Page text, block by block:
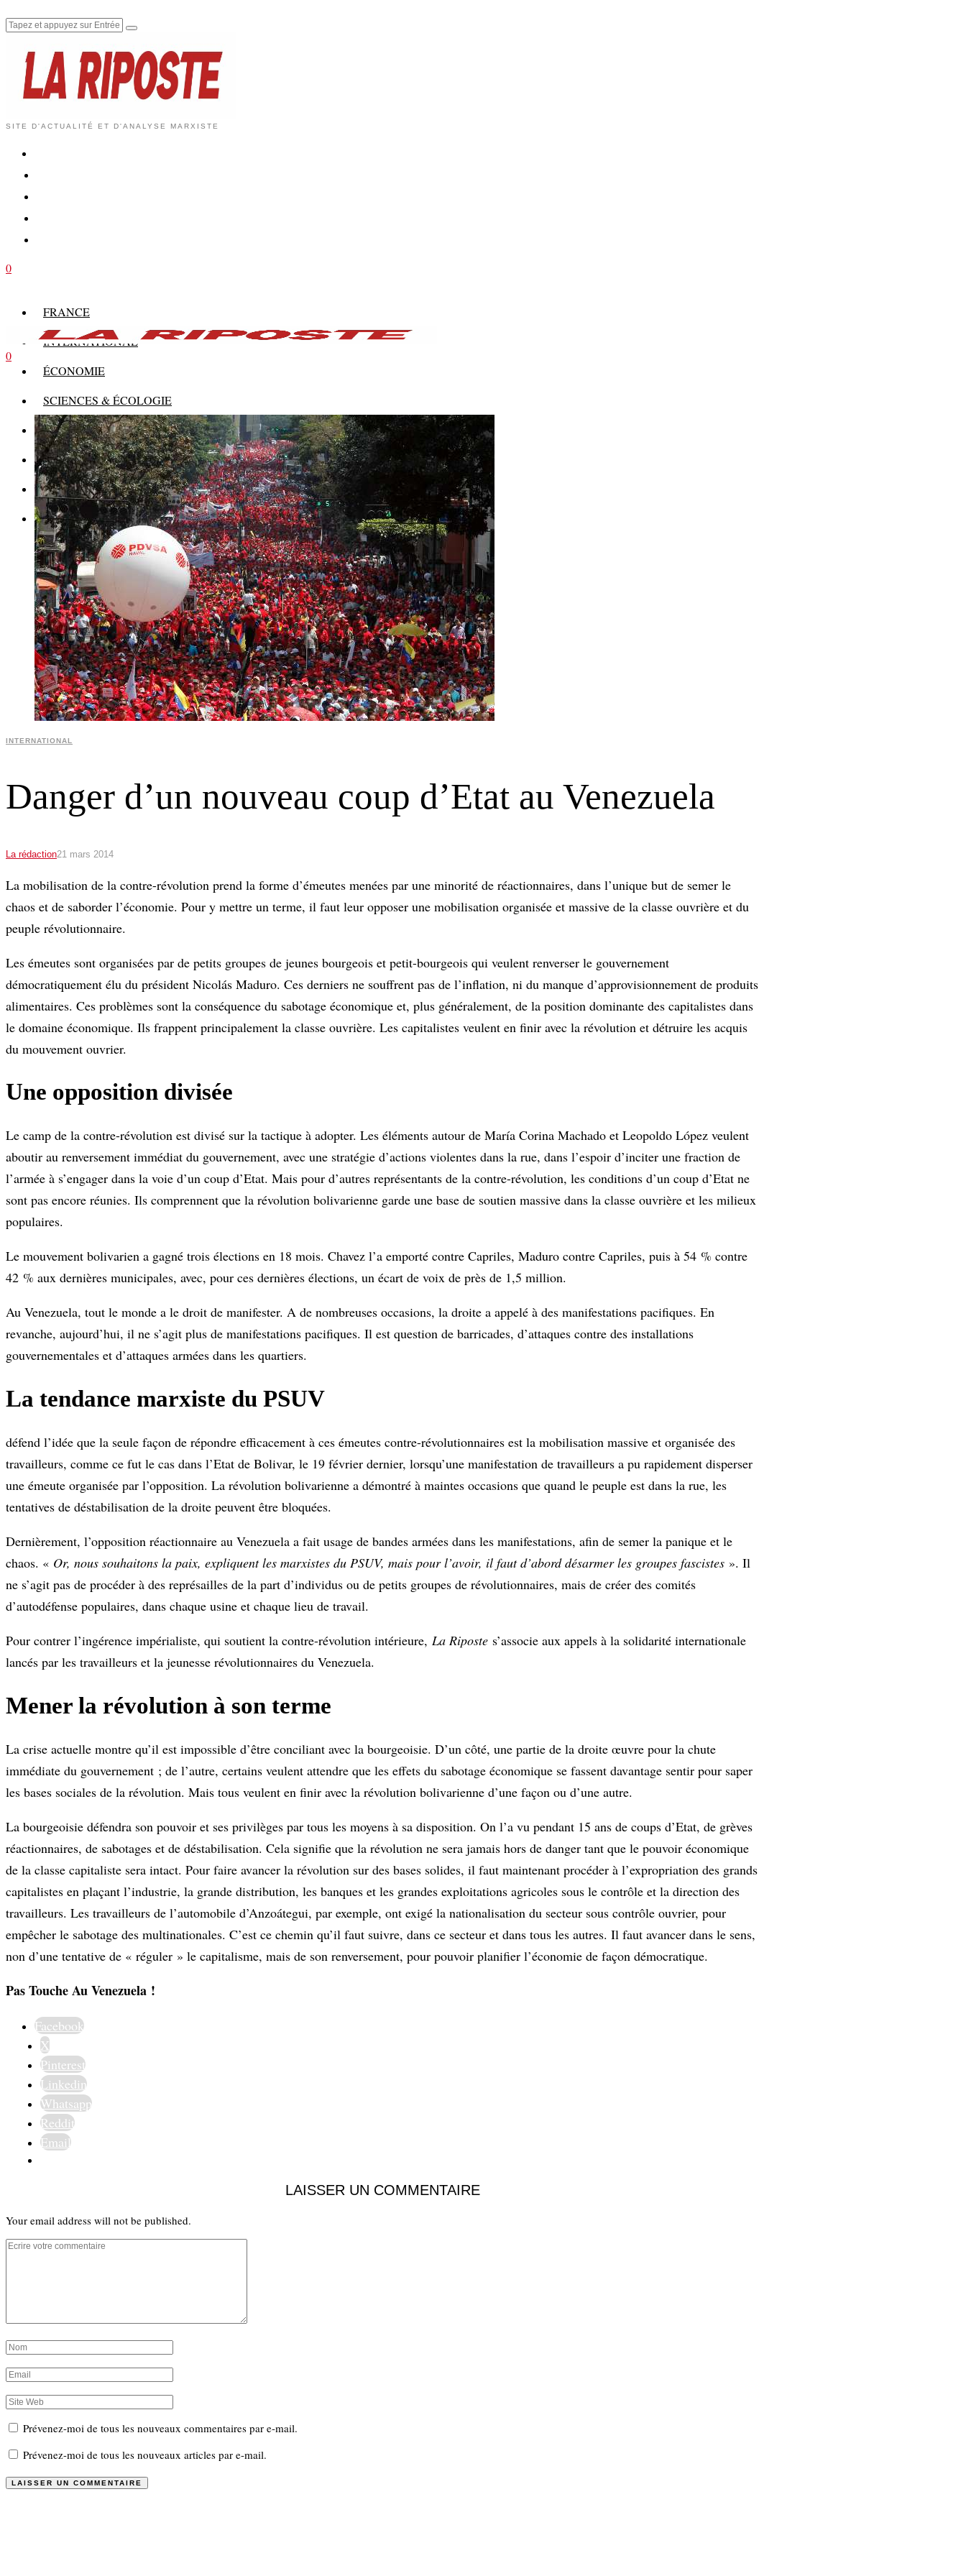
SITE D'ACTUALITÉ ET D'ANALYSE MARXISTE
0
FRANCE
INTERNATIONAL
ÉCONOMIE
SCIENCES & ÉCOLOGIE
HISTOIRE
THÉORIE
CULTURE
MULTIMÉDIAS
0
INTERNATIONAL
Danger d’un nouveau coup d’Etat au Venezuela
La rédaction21 mars 2014
La mobilisation de la contre-révolution prend la forme d’émeutes menées par une minorité de réactionnaires, dans l’unique but de semer le
chaos et de saborder l’économie. Pour y mettre un terme, il faut leur opposer une mobilisation organisée et massive de la classe ouvrière et du
peuple révolutionnaire.
Les émeutes sont organisées par de petits groupes de jeunes bourgeois et petit-bourgeois qui veulent renverser le gouvernement
démocratiquement élu du président Nicolás Maduro. Ces derniers ne souffrent pas de l’inflation, ni du manque d’approvisionnement de produits
alimentaires. Ces problèmes sont la conséquence du sabotage économique et, plus généralement, de la position dominante des capitalistes dans
le domaine économique. Ils frappent principalement la classe ouvrière. Les capitalistes veulent en finir avec la révolution et détruire les acquis
du mouvement ouvrier.
Une opposition divisée
Le camp de la contre-révolution est divisé sur la tactique à adopter. Les éléments autour de María Corina Machado et Leopoldo López veulent
aboutir au renversement immédiat du gouvernement, avec une stratégie d’actions violentes dans la rue, dans l’espoir d’inciter une fraction de
l’armée à s’engager dans la voie d’un coup d’Etat. Mais pour d’autres représentants de la contre-révolution, les conditions d’un coup d’Etat ne
sont pas encore réunies. Ils comprennent que la révolution bolivarienne garde une base de soutien massive dans la classe ouvrière et les milieux
populaires.
Le mouvement bolivarien a gagné trois élections en 18 mois. Chavez l’a emporté contre Capriles, Maduro contre Capriles, puis à 54 % contre
42 % aux dernières municipales, avec, pour ces dernières élections, un écart de voix de près de 1,5 million.
Au Venezuela, tout le monde a le droit de manifester. A de nombreuses occasions, la droite a appelé à des manifestations pacifiques. En
revanche, aujourd’hui, il ne s’agit plus de manifestations pacifiques. Il est question de barricades, d’attaques contre des installations
gouvernementales et d’attaques armées dans les quartiers.
La tendance marxiste du PSUV
défend l’idée que la seule façon de répondre efficacement à ces émeutes contre-révolutionnaires est la mobilisation massive et organisée des
travailleurs, comme ce fut le cas dans l’Etat de Bolivar, le 19 février dernier, lorsqu’une manifestation de travailleurs a pu rapidement disperser
une émeute organisée par l’opposition. La révolution bolivarienne a démontré à maintes occasions que quand le peuple est dans la rue, les
tentatives de déstabilisation de la droite peuvent être bloquées.
Dernièrement, l’opposition réactionnaire au Venezuela a fait usage de bandes armées dans les manifestations, afin de semer la panique et le
chaos. « Or, nous souhaitons la paix, expliquent les marxistes du PSUV, mais pour l’avoir, il faut d’abord désarmer les groupes fascistes ». Il
ne s’agit pas de procéder à des représailles de la part d’individus ou de petits groupes de révolutionnaires, mais de créer des comités
d’autodéfense populaires, dans chaque usine et chaque lieu de travail.
Pour contrer l’ingérence impérialiste, qui soutient la contre-révolution intérieure, La Riposte s’associe aux appels à la solidarité internationale
lancés par les travailleurs et la jeunesse révolutionnaires du Venezuela.
Mener la révolution à son terme
La crise actuelle montre qu’il est impossible d’être conciliant avec la bourgeoisie. D’un côté, une partie de la droite œuvre pour la chute
immédiate du gouvernement ; de l’autre, certains veulent attendre que les effets du sabotage économique se fassent davantage sentir pour saper
les bases sociales de la révolution. Mais tous veulent en finir avec la révolution bolivarienne d’une façon ou d’une autre.
La bourgeoisie défendra son pouvoir et ses privilèges par tous les moyens à sa disposition. On l’a vu pendant 15 ans de coups d’Etat, de grèves
réactionnaires, de sabotages et de déstabilisation. Cela signifie que la révolution ne sera jamais hors de danger tant que le pouvoir économique
de la classe capitaliste sera intact. Pour faire avancer la révolution sur des bases solides, il faut maintenant procéder à l’expropriation des grands
capitalistes en plaçant l’industrie, la grande distribution, les banques et les grandes exploitations agricoles sous le contrôle et la direction des
travailleurs. Les travailleurs de l’automobile d’Anzoátegui, par exemple, ont exigé la nationalisation du secteur sous contrôle ouvrier, pour
empêcher le sabotage des multinationales. C’est ce chemin qu’il faut suivre, dans ce secteur et dans tous les autres. Il faut avancer dans le sens,
non d’une tentative de « réguler » le capitalisme, mais de son renversement, pour pouvoir planifier l’économie de façon démocratique.
Pas Touche Au Venezuela !
Facebook
X
Pinterest
Linkedin
Whatsapp
Reddit
Email
LAISSER UN COMMENTAIRE
Your email address will not be published.
Prévenez-moi de tous les nouveaux commentaires par e-mail.
Prévenez-moi de tous les nouveaux articles par e-mail.